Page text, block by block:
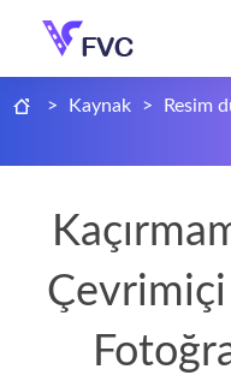
> Kaynak > Resim
Çevrimiçi